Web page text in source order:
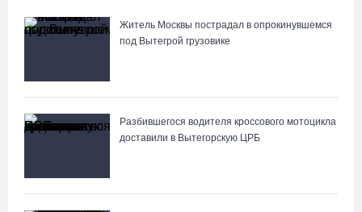
Житель Москвы пострадал в опрокинувшемся
под Вытегрой грузовике
Разбившегося водителя кроссового мотоцикла
доставили в Вытегорскую ЦРБ